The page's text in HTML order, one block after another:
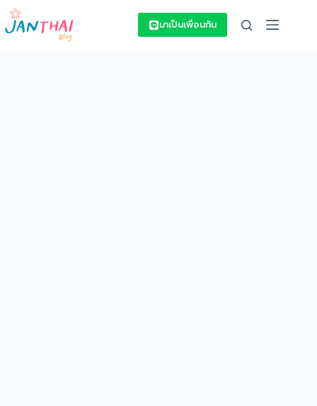
Skip
content
มาเป็นเพื่อนกัน